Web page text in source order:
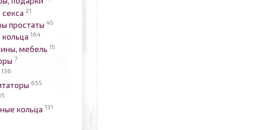
21
простаты 45
кольца 164
мебель 15
7
136
655
кольца 131